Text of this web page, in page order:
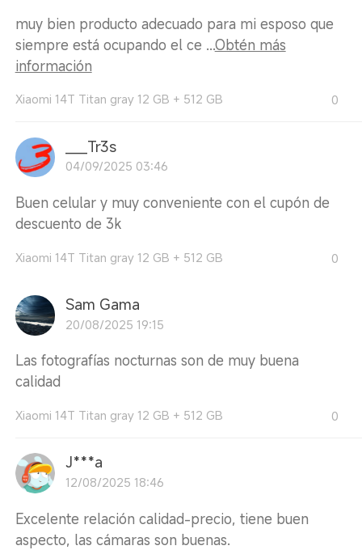
muy bien producto adecuado para mi esposo que
siempre está ocupando el ce ...Obtén más
información
Xiaomi 14T Titan gray 12 GB + 512 GB 0
___Tr3s
04/09/2025 03:46
Buen celular y muy conveniente con el cupón de
descuento de 3k
Xiaomi 14T Titan gray 12 GB + 512 GB 0
Sam Gama
20/08/2025 19:15
Las fotografías nocturnas son de muy buena
calidad
Xiaomi 14T Titan gray 12 GB + 512 GB 0
J***a
12/08/2025 18:46
Excelente relación calidad-precio, tiene buen
aspecto, las cámaras son buenas.